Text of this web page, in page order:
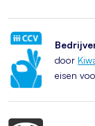
door
eisen